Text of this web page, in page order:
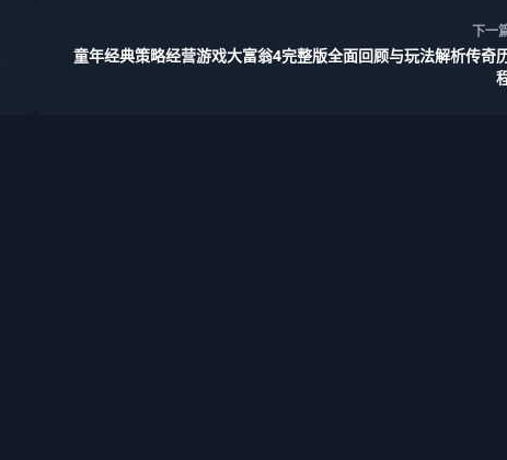
下一
童年经典策略经营游戏大富翁4完整版全面回顾与玩法解析传奇